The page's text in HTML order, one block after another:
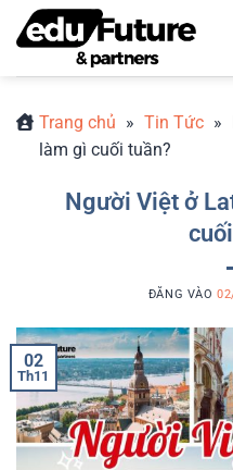
qua
Trang chủ » Tin Tức »
làm gì cuối tuần?
Người Việt ở
ĐĂNG VÀO
02
Th11